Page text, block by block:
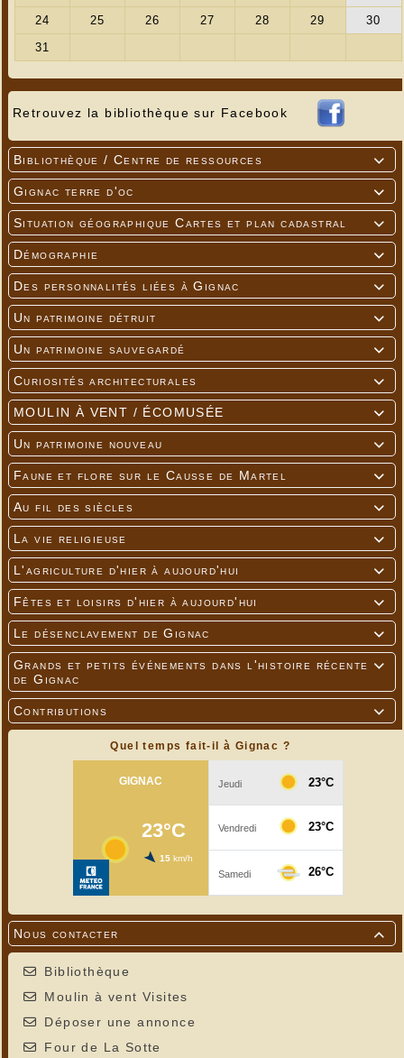
Retrouvez la bibliothèque sur Facebook

Bibliothèque / Centre de ressources

Gignac terre d'oc

Situation géographique Cartes et plan cadastral

Démographie

Des personnalités liées à Gignac

Un patrimoine détruit

Un patrimoine sauvegardé

Curiosités architecturales

MOULIN À VENT / ÉCOMUSÉE

Un patrimoine nouveau

Faune et flore sur le Causse de Martel

Au fil des siècles

La vie religieuse

L'agriculture d'hier à aujourd'hui

Fêtes et loisirs d'hier à aujourd'hui

Le désenclavement de Gignac

Grands et petits événements dans l'histoire récente
de Gignac

Contributions
Quel temps fait-il à Gignac ?

Nous contacter
Bibliothèque
Moulin à vent Visites
Déposer une annonce
Four de La Sotte